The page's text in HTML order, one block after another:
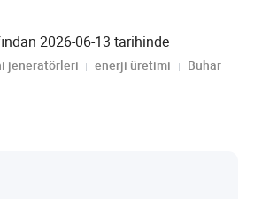
2026-06-13 tarihinde
jeneratörleri enerji üretimi
Buhar